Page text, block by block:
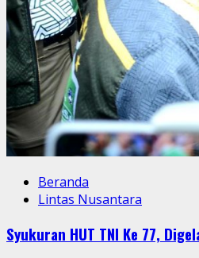
Beranda
Lintas Nusantara
Syukuran HUT TNI Ke 77,